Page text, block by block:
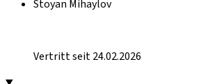
Stoyan Mihaylov
Vertritt seit 24.02.2026